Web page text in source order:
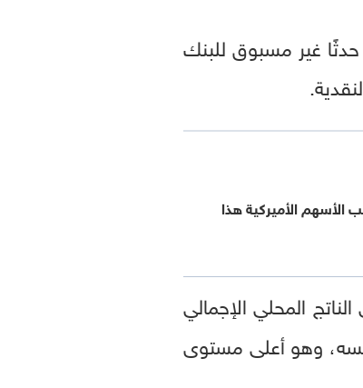
حدثًا غير مسبوق للبنك
الأسهم الأميركية هذا
الناتج المحلي الإجمالي
في أبريل من العام نفسه، وهو أعلى مستوى